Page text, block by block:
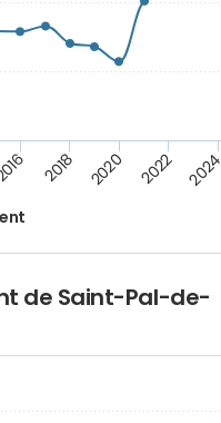
2018 2020 2022 2024
de Saint-Pal-de-